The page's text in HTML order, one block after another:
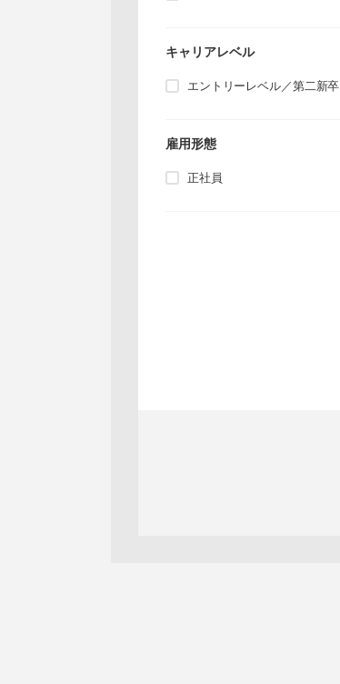
キャリアレベル
エントリーレベル／第二新卒
雇用形態
正社員